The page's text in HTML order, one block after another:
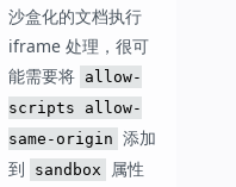
沙盒化的文档执行
iframe 处理，很可
能需要将 allow-
scripts allow-
same-origin 添加
到
sandbox
属性